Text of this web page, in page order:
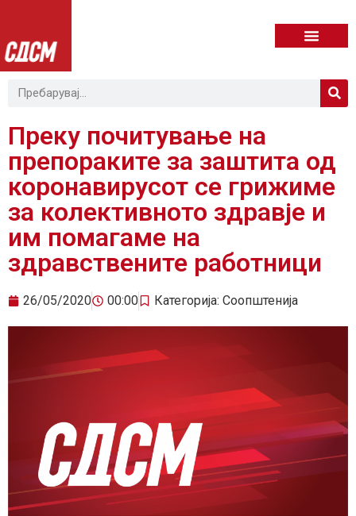
Преку почитување на
препораките за заштита од
коронавирусот се грижиме
за колективното здравје и
им помагаме на
здравствените работници
26/05/2020 00:00 Категорија: Соопштенија